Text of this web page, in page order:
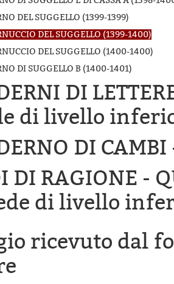
DEL SUGGELLO (1399-1399)
DEL SUGGELLO (1399-1400)
DEL SUGGELLO (1400-1400)
DI SUGGELLO B (1400-1401)
DI
di livello
DI
DI RAGIONE -
di livello
ricevuto dal